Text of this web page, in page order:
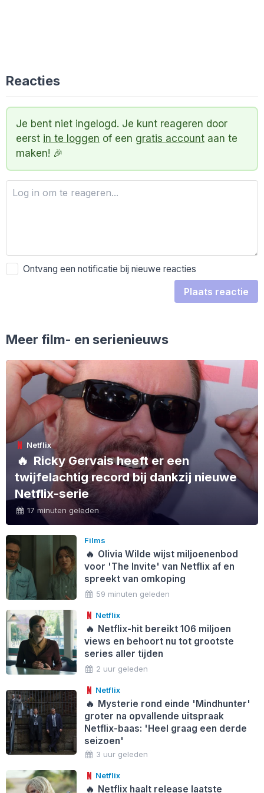
Reacties
Je bent niet ingelogd. Je kunt reageren door
eerst in te loggen of een gratis account aan te
maken! 🎉
Ontvang een notificatie bij nieuwe reacties
Plaats reactie
Meer film- en serienieuws
Netflix
🔥 Ricky Gervais heeft er een
twijfelachtig record bij dankzij nieuwe
Netflix-serie
17 minuten geleden
Films
🔥 Olivia Wilde wijst miljoenenbod
voor 'The Invite' van Netflix af en
spreekt van omkoping
59 minuten geleden
Netflix
🔥 Netflix-hit bereikt 106 miljoen
views en behoort nu tot grootste
series aller tijden
2 uur geleden
Netflix
🔥 Mysterie rond einde 'Mindhunter'
groter na opvallende uitspraak
Netflix-baas: 'Heel graag een derde
seizoen'
3 uur geleden
Netflix
🔥 Netflix haalt release laatste